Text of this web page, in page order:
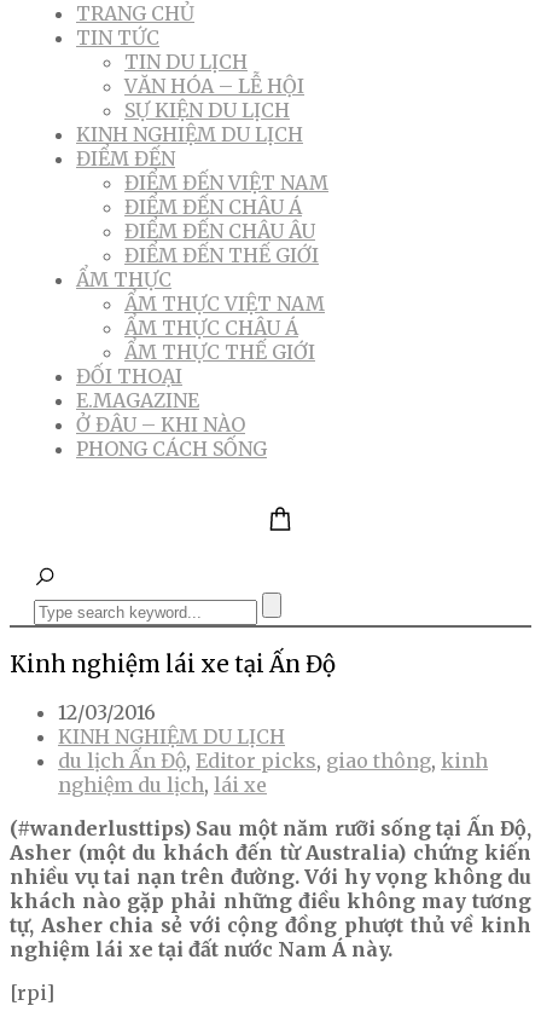
TRANG CHỦ
TIN TỨC
TIN DU LỊCH
VĂN HÓA – LỄ HỘI
SỰ KIỆN DU LỊCH
KINH NGHIỆM DU LỊCH
ĐIỂM ĐẾN
ĐIỂM ĐẾN VIỆT NAM
ĐIỂM ĐẾN CHÂU Á
ĐIỂM ĐẾN CHÂU ÂU
ĐIỂM ĐẾN THẾ GIỚI
ẨM THỰC
ẨM THỰC VIỆT NAM
ẨM THỰC CHÂU Á
ẨM THỰC THẾ GIỚI
ĐỐI THOẠI
E.MAGAZINE
Ở ĐÂU – KHI NÀO
PHONG CÁCH SỐNG
Kinh nghiệm lái xe tại Ấn Độ
12/03/2016
KINH NGHIỆM DU LỊCH
du lịch Ấn Độ, Editor picks, giao thông, kinh
nghiệm du lịch, lái xe
(#wanderlusttips) Sau một năm rưỡi sống tại Ấn Độ,
Asher (một du khách đến từ Australia) chứng kiến
nhiều vụ tai nạn trên đường. Với hy vọng không du
khách nào gặp phải những điều không may tương
tự, Asher chia sẻ với cộng đồng phượt thủ về kinh
nghiệm lái xe tại đất nước Nam Á này.
[rpi]